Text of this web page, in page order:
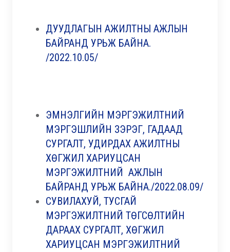
ДУУДЛАГЫН АЖИЛТНЫ АЖЛЫН
БАЙРАНД УРЬЖ БАЙНА.
/2022.10.05/
ЭМНЭЛГИЙН МЭРГЭЖИЛТНИЙ
МЭРГЭШЛИЙН ЗЭРЭГ, ГАДААД
СУРГАЛТ, УДИРДАХ АЖИЛТНЫ
ХӨГЖИЛ ХАРИУЦСАН
МЭРГЭЖИЛТНИЙ АЖЛЫН
БАЙРАНД УРЬЖ БАЙНА./2022.08.09/
СУВИЛАХУЙ, ТУСГАЙ
МЭРГЭЖИЛТНИЙ ТӨГСӨЛТИЙН
ДАРААХ СУРГАЛТ, ХӨГЖИЛ
ХАРИУЦСАН МЭРГЭЖИЛТНИЙ